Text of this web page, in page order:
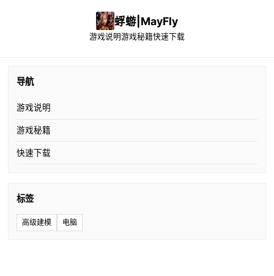
蜉蝣|MayFly
游戏说明游戏秘籍快速下载
导航
游戏说明
游戏秘籍
快速下载
标签
高级建模 电脑